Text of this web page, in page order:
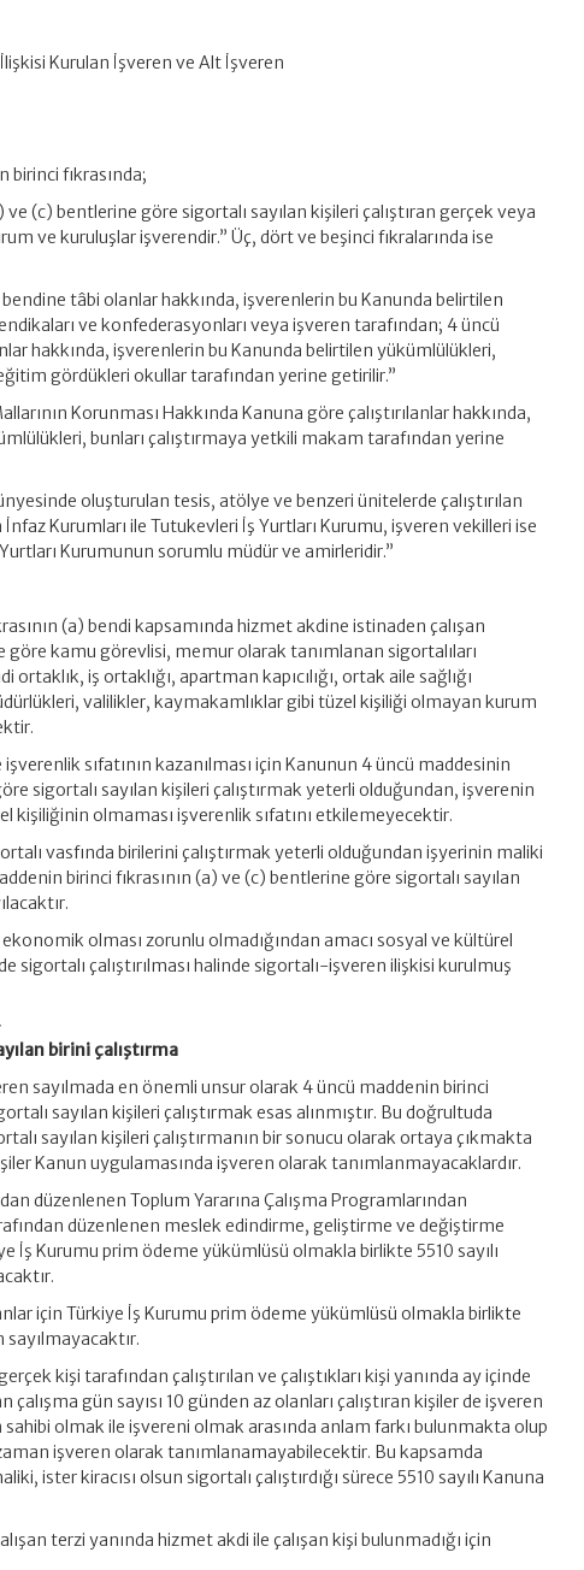
Kurulan İşveren ve Alt İşveren
birinci fıkrasında;
ve (c) bentlerine göre sigortalı sayılan kişileri çalıştıran gerçek veya
ve kuruluşlar işverendir.” Üç, dört ve beşinci fıkralarında ise
tâbi olanlar hakkında, işverenlerin bu Kanunda belirtilen
ve konfederasyonları veya işveren tarafından; 4 üncü
hakkında, işverenlerin bu Kanunda belirtilen yükümlülükleri,
gördükleri okullar tarafından yerine getirilir.”
Korunması Hakkında Kanuna göre çalıştırılanlar hakkında,
bunları çalıştırmaya yetkili makam tarafından yerine
oluşturulan tesis, atölye ve benzeri ünitelerde çalıştırılan
Kurumları ile Tutukevleri İş Yurtları Kurumu, işveren vekilleri ise
Kurumunun sorumlu müdür ve amirleridir.”
(a) bendi kapsamında hizmet akdine istinaden çalışan
göre kamu görevlisi, memur olarak tanımlanan sigortalıları
ortaklık, iş ortaklığı, apartman kapıcılığı, ortak aile sağlığı
valilikler, kaymakamlıklar gibi tüzel kişiliği olmayan kurum
sıfatının kazanılması için Kanunun 4 üncü maddesinin
sigortalı sayılan kişileri çalıştırmak yeterli olduğundan, işverenin
kişiliğinin olmaması işverenlik sıfatını etkilemeyecektir.
vasfında birilerini çalıştırmak yeterli olduğundan işyerinin maliki
birinci fıkrasının (a) ve (c) bentlerine göre sigortalı sayılan
olması zorunlu olmadığından amacı sosyal ve kültürel
sigortalı çalıştırılması halinde sigortalı-işveren ilişkisi kurulmuş
birini çalıştırma
sayılmada en önemli unsur olarak 4 üncü maddenin birinci
sayılan kişileri çalıştırmak esas alınmıştır. Bu doğrultuda
sayılan kişileri çalıştırmanın bir sonucu olarak ortaya çıkmakta
Kanun uygulamasında işveren olarak tanımlanmayacaklardır.
düzenlenen Toplum Yararına Çalışma Programlarından
düzenlenen meslek edindirme, geliştirme ve değiştirme
İş Kurumu prim ödeme yükümlüsü olmakla birlikte 5510 sayılı
için Türkiye İş Kurumu prim ödeme yükümlüsü olmakla birlikte
sayılmayacaktır.
kişi tarafından çalıştırılan ve çalıştıkları kişi yanında ay içinde
gün sayısı 10 günden az olanları çalıştıran kişiler de işveren
olmak ile işvereni olmak arasında anlam farkı bulunmakta olup
işveren olarak tanımlanamayabilecektir. Bu kapsamda
ister kiracısı olsun sigortalı çalıştırdığı sürece 5510 sayılı Kanuna
terzi yanında hizmet akdi ile çalışan kişi bulunmadığı için